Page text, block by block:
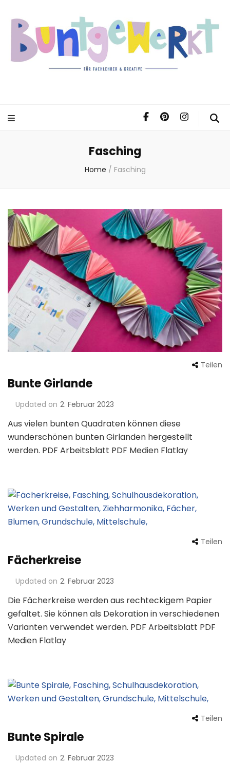
Fasching
Home / Fasching
Teilen
Bunte Girlande
Updated on 2. Februar 2023
Aus vielen bunten Quadraten können diese
wunderschönen bunten Girlanden hergestellt
werden. PDF Arbeitsblatt PDF Medien Flatlay
Teilen
Fächerkreise
Updated on 2. Februar 2023
Die Fächerkreise werden aus rechteckigem Papier
gefaltet. Sie können als Dekoration in verschiedenen
Varianten verwendet werden. PDF Arbeitsblatt PDF
Medien Flatlay
Teilen
Bunte Spirale
Updated on 2. Februar 2023